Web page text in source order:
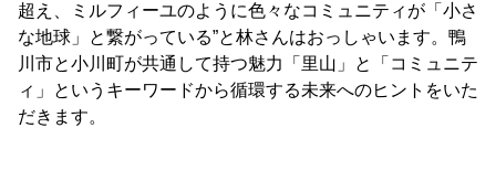
超え、ミルフィーユのように色々なコミュニティが「小さ
な地球」と繋がっている”と林さんはおっしゃいます。鴨
川市と小川町が共通して持つ魅力「里山」と「コミュニテ
ィ」というキーワードから循環する未来へのヒントをいた
だきます。